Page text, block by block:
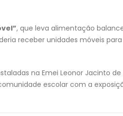
, que leva alimentação
receber unidades móveis
na Emei Leonor Jacinto de
escolar com a